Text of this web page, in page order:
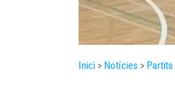
Inici > Notícies > Partits